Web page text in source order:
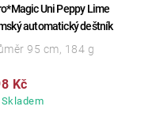
Uni Peppy Lime
automatický deštník
Skladem
Kč
95 cm, 184 g